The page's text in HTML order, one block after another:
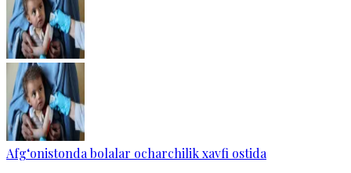
Afg‘onistonda bolalar ocharchilik xavfi ostida